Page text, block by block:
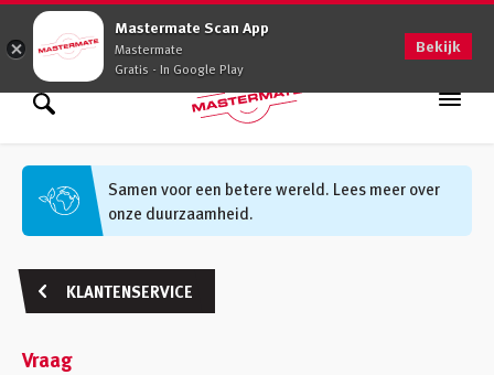
Mastermate Scan App
Mastermate
Gratis - In Google Play
Bekijk
0900 - 0509
Assortiment
Oplossingen
Advies op maat
Vakkennis
Zoek binnen assortiment
Zoek informatie
Samen voor een betere wereld. Lees meer over
onze duurzaamheid.
KLANTENSERVICE
Vraag